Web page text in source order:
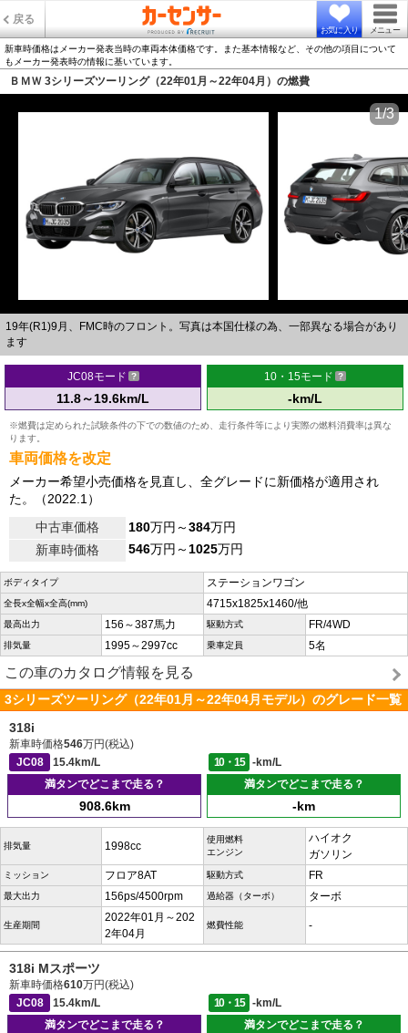
戻る
お気に入り メニュー
新車時価格はメーカー発表当時の車両本体価格です。また基本情報など、その他の項目について
もメーカー発表時の情報に基いています。
ＢＭＷ 3シリーズツーリング（22年01月～22年04月）の燃費
19年(R1)9月、FMC時のフロント。写真は本国仕様の為、一部異なる場合があり
ます
1/3
JC08モード
11.8～19.6km/L
10・15モード
-km/L
※燃費は定められた試験条件の下での数値のため、走行条件等により実際の燃料消費率は異な
ります。
車両価格を改定
メーカー希望小売価格を見直し、全グレードに新価格が適用され
た。（2022.1）
中古車価格
180万円～384万円
新車時価格
546万円～1025万円
ボディタイプ ステーションワゴン
全長x全幅x全高(mm) 4715x1825x1460/他
最高出力 156～387馬力 駆動方式 FR/4WD
排気量 1995～2997cc 乗車定員 5名
この車のカタログ情報を見る
3シリーズツーリング（22年01月～22年04月モデル）のグレード一覧
318i
新車時価格546万円(税込)
JC08
15.4km/L 10・15
-km/L
満タンでどこまで走る？
908.6km
満タンでどこまで走る？
-km
排気量 1998cc
使用燃料
エンジン
ハイオク
ガソリン
ミッション フロア8AT 駆動方式 FR
最大出力 156ps/4500rpm 過給器（ターボ） ターボ
生産期間
2022年01月～202
2年04月
燃費性能 -
318i Mスポーツ
新車時価格610万円(税込)
JC08
15.4km/L 10・15
-km/L
満タンでどこまで走る？
満タンでどこまで走る？